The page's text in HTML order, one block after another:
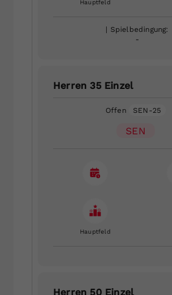
Hauptfeld
| Spielbedingung:
-
Herren 35 Einzel
Offen SEN-25
SEN
Hauptfeld
Herren 50 Einzel